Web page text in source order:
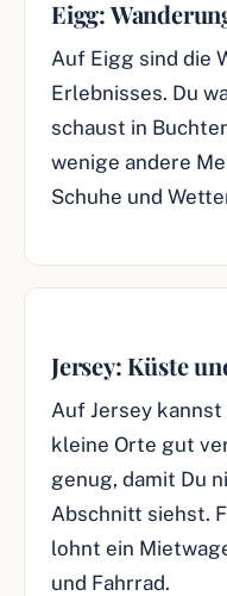
Eigg:
Auf Eigg sind die
Erlebnisses. Du
schaust in
wenige andere
Schuhe und
Jersey: Küste
Auf Jersey
kleine Orte gut
genug, damit Du
Abschnitt siehst.
lohnt ein
und Fahrrad.